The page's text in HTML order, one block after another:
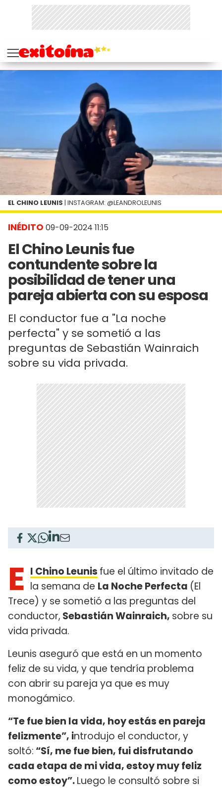
INÉDITO 09-09-2024 11:15
El Chino Leunis fue
contundente sobre la
posibilidad de tener una
pareja abierta con su esposa
El conductor fue a "La noche
perfecta" y se sometió a las
preguntas de Sebastián Wainraich
sobre su vida privada.
EL CHINO LEUNIS | INSTAGRAM: @LEANDROLEUNIS
E l Chino Leunis fue el último invitado de
la semana de La Noche Perfecta (El
Trece) y se sometió a las preguntas del
conductor, Sebastián Wainraich, sobre su
vida privada.
Leunis aseguró que está en un momento
feliz de su vida, y que tendría problema
con abrir su pareja ya que es muy
monogámico.
“Te fue bien la vida, hoy estás en pareja
felizmente”, introdujo el conductor, y
soltó: “Sí, me fue bien, fui disfrutando
cada etapa de mi vida, estoy muy feliz
como estoy”.Luego le consultó sobre si